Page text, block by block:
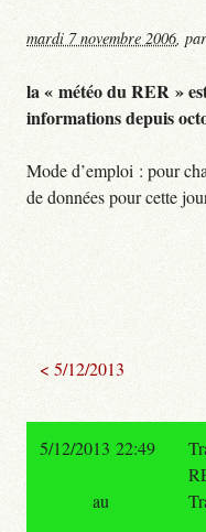
mardi 7 novembre 2006, par
la « météo du RER »
informations depuis
Mode d’emploi : pour
de données pour cette
< 5/12/2013
5/12/2013 22:49
au